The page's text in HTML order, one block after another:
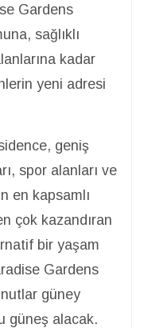
Gardens
sağlıklı
kadar
yeni adresi
geniş
spor alanları ve
en kapsamlı
çok kazandıran
bir yaşam
Gardens
güney
güneş alacak.